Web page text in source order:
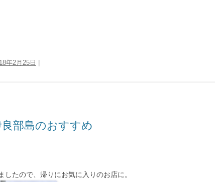
年2月25日
部島のおすすめ
たので、帰りにお気に入りのお店に。